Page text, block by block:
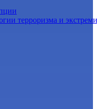
терроризма и